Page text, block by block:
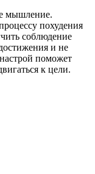
мышление.
похудения
соблюдение
и не
поможет
к цели.